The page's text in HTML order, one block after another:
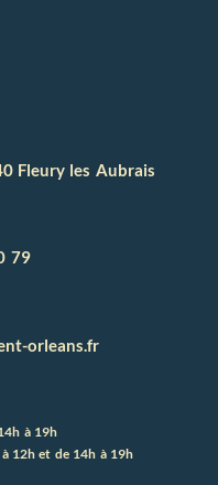
Fleury les Aubrais
79
orleans.fr
à 19h
12h et de 14h à 19h